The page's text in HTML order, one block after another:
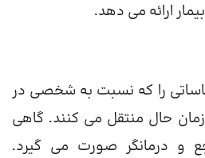
ارائه می دهد.
را که نسبت به شخصی در
حال منتقل می کنند. گاهی
و درمانگر صورت می گیرد.